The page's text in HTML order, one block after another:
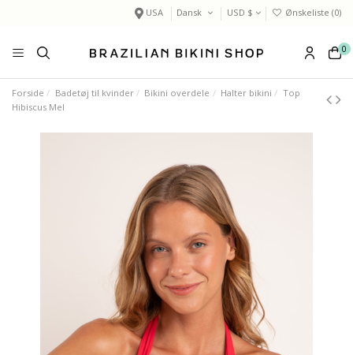
USA Dansk USD $ Ønskeliste (0)
0
Forside Badetøj til kvinder Bikini overdele Halter bikini
Top
Hibiscus Mel